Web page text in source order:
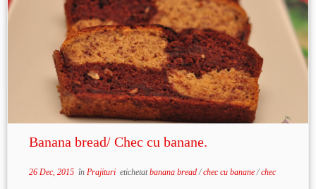
Banana bread/ Chec cu banane.
26 Dec, 2015în Prajituri etichetatbanana bread/chec cu banane/chec